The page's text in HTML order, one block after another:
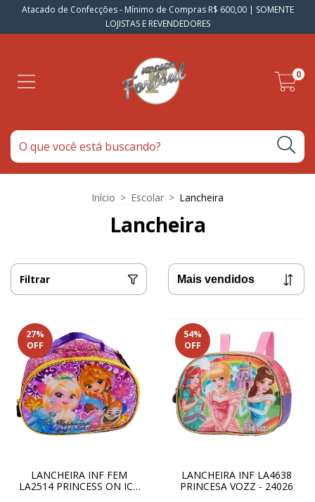
Atacado de Confecções - Mínimo de Compras R$ 600,00 | SOMENTE
LOJISTAS E REVENDEDORES
0
Início > Escolar > Lancheira
Lancheira
Filtrar
27%
OFF
LANCHEIRA INF FEM
LA2514 PRINCESS ON ICE
54%
OFF
LANCHEIRA INF LA4638
PRINCESA VOZZ - 24026